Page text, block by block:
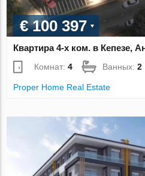
€ 100 397
Квартира 4-х ком. в Кепезе,
Комнат:4 Ванных:2
Proper Home Real Estate